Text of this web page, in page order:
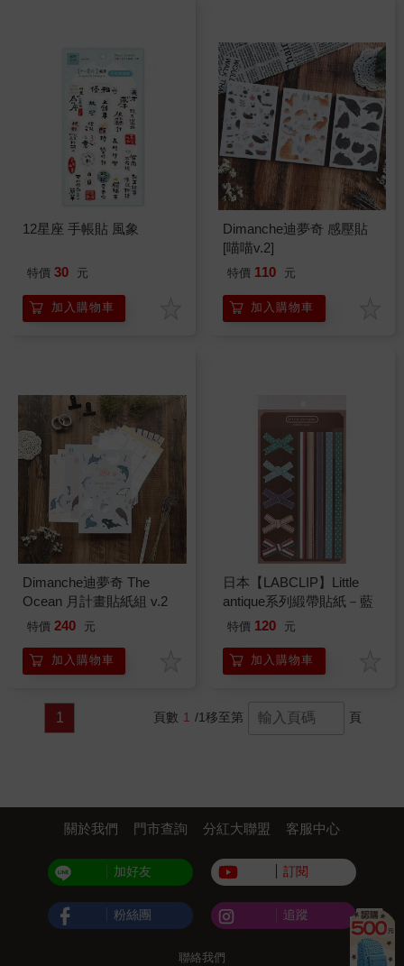
12星座 手帳貼 風象
特價 30 元
加入購物車
Dimanche迪夢奇 感壓貼
[喵喵v.2]
特價 110 元
加入購物車
Dimanche迪夢奇 The
Ocean 月計畫貼紙組 v.2
特價 240 元
加入購物車
日本【LABCLIP】Little
antique系列緞帶貼紙－藍
特價 120 元
加入購物車
1 頁數 1 /1移至第 頁
關於我們 門市查詢 分紅大聯盟 客服中心
加好友 訂閱
粉絲團 追蹤
聯絡我們